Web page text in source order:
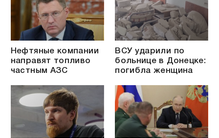
Нефтяные компании
направят топливо
частным АЗС
ВСУ ударили по
больнице в Донецке:
погибла женщина